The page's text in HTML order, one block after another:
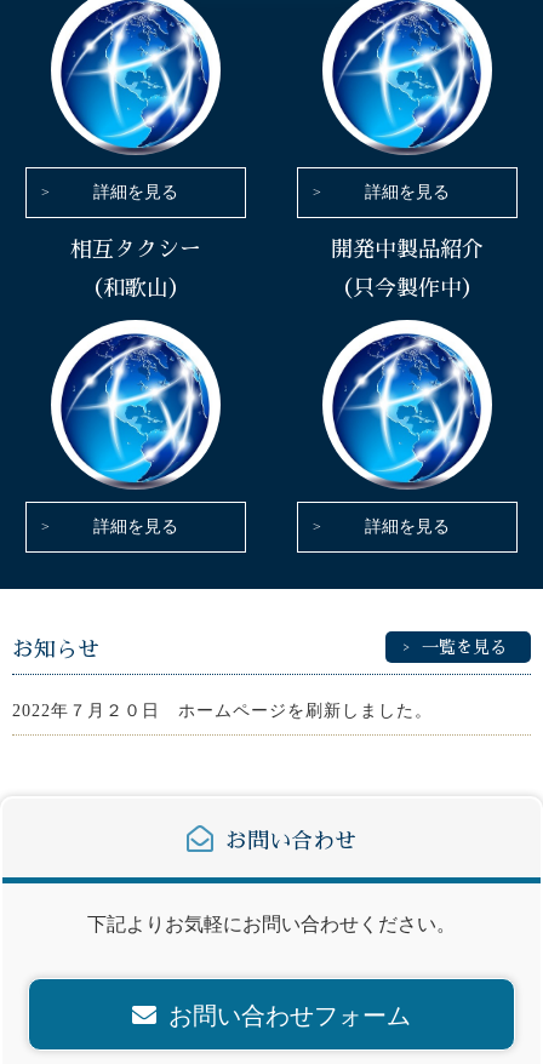
詳細を見る 詳細を見る
相互タクシー
（和歌山）
詳細を見る
開発中製品紹介
（只今製作中）
詳細を見る
お知らせ 一覧を見る
2022年７月２０日 ホームページを刷新しました。
お問い合わせ
下記よりお気軽にお問い合わせください。
お問い合わせフォーム